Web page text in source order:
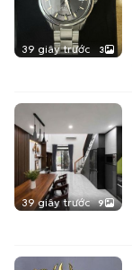
39 giây trước 3
39 giây trước 9